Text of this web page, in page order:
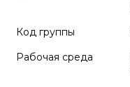
Код группы
Рабочая среда